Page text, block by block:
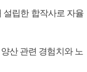
설립한 합작사로 자율
산 관련 경험치와 노